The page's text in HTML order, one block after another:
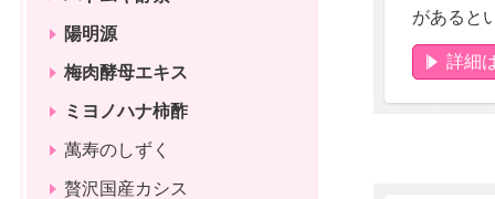
があると
詳細
陽明源
梅肉酵母エキス
ミヨノハナ柿酢
萬寿のしずく
贅沢国産カシス